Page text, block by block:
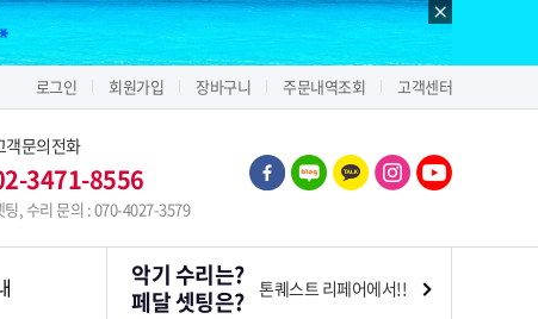
로그인 회원가입 장바구니 주문내역조회 고객센터
객문의전화
3471-8556
팅, 수리 문의 : 070-4027-3579
악기 수리는?
페달 셋팅은?
톤퀘스트 리페어에서!!